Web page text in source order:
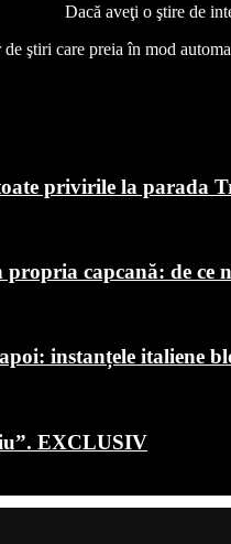
Dacă aveţi o ştire de
ştiri care preia în mod
privirile la parada
capcană: de ce
instanțele italiene
EXCLUSIV